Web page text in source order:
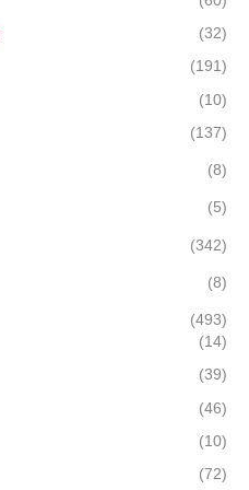
(32)
(191)
(10)
(137)
(8)
(5)
(342)
(8)
(493)
(14)
(39)
(46)
(10)
(72)